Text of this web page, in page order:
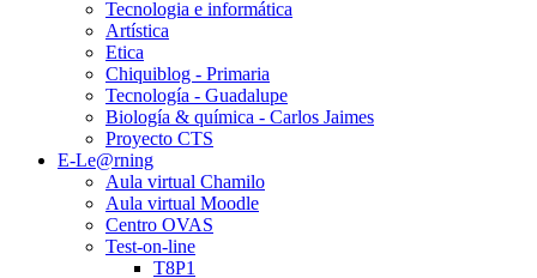
Tecnologia e informática
Artística
Etica
Chiquiblog - Primaria
Tecnología - Guadalupe
Biología & química - Carlos Jaimes
Proyecto CTS
E-Le@rning
Aula virtual Chamilo
Aula virtual Moodle
Centro OVAS
Test-on-line
T8P1